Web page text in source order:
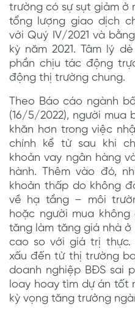
trường có sự sụt giảm ở
tổng lượng giao dịch
với Quý IV/2021 và
kỳ năm 2021. Tâm lý
phần chịu tác động
động thị trường chung.
Theo Báo cáo ngành
(16/5/2022), người
khăn hơn trong việc
chính kể từ sau khi
khoản vay ngân hàng
hành. Thêm vào đó,
khoản thấp do không
về hạ tầng – môi
hoặc người mua
tăng làm tăng giá nhà
cao so với giá trị thực.
xấu đến từ thị trường
doanh nghiệp BĐS sai
loay hoay tìm dự án tốt
kỳ vọng tăng trưởng